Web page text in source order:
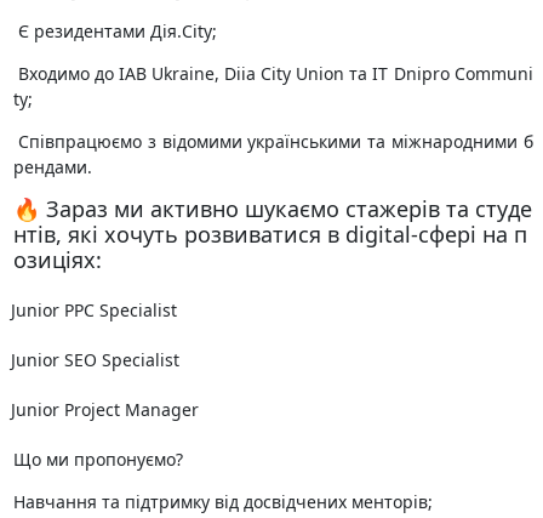
️ Є резидентами Дія.City;
️ Входимо до IAB Ukraine, Diia City Union та IT Dnipro Communi
ty;
️ Співпрацюємо з відомими українськими та міжнародними б
рендами.
🔥 Зараз ми активно шукаємо стажерів та студе
нтів, які хочуть розвиватися в digital-сфері на п
озиціях:
Junior PPC Specialist
Junior SEO Specialist
Junior Project Manager
Що ми пропонуємо?
Навчання та підтримку від досвідчених менторів;